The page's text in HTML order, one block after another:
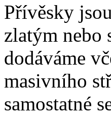
Přívěsky
zlatým nebo
dodáváme
masivního
samostatné